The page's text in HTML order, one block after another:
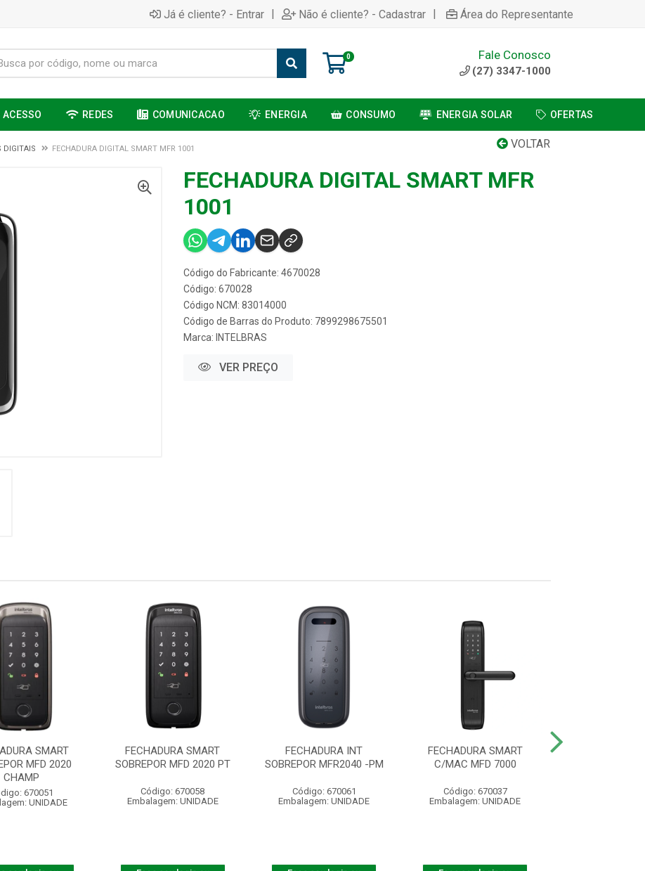
Já é cliente? - Entrar | Não é cliente? - Cadastrar | Área do Representante
0 Fale Conosco
(27) 3347-1000
ACESSO REDES COMUNICACAO ENERGIA CONSUMO ENERGIA SOLAR OFERTAS
VOLTAR
DIGITAIS FECHADURA DIGITAL SMART MFR 1001
FECHADURA DIGITAL SMART MFR
1001
Código do Fabricante: 4670028
Código: 670028
Código NCM: 83014000
Código de Barras do Produto: 7899298675501
Marca: INTELBRAS
VER PREÇO
SMART
MFD 2020
CHAMP
670051
UNIDADE
FECHADURA SMART
SOBREPOR MFD 2020 PT
Código: 670058
Embalagem: UNIDADE
FECHADURA INT
SOBREPOR MFR2040 -PM
Código: 670061
Embalagem: UNIDADE
FECHADURA SMART
C/MAC MFD 7000
Código: 670037
Embalagem: UNIDADE